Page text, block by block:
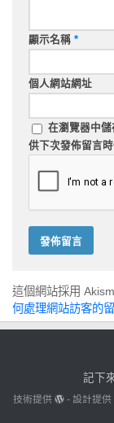
顯示名稱 *
個人網站網址
在瀏覽器中
供下次發佈留言時
這個網站採用
何處理網站訪客的
記下
技術提供 - 設計提供